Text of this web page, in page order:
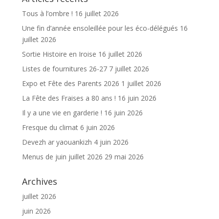
Tous à l’ombre ! 16 juillet 2026
Une fin d’année ensoleillée pour les éco-délégués 16
juillet 2026
Sortie Histoire en Iroise 16 juillet 2026
Listes de fournitures 26-27 7 juillet 2026
Expo et Fête des Parents 2026 1 juillet 2026
La Fête des Fraises a 80 ans ! 16 juin 2026
Il y a une vie en garderie ! 16 juin 2026
Fresque du climat 6 juin 2026
Devezh ar yaouankizh 4 juin 2026
Menus de juin juillet 2026 29 mai 2026
Archives
juillet 2026
juin 2026